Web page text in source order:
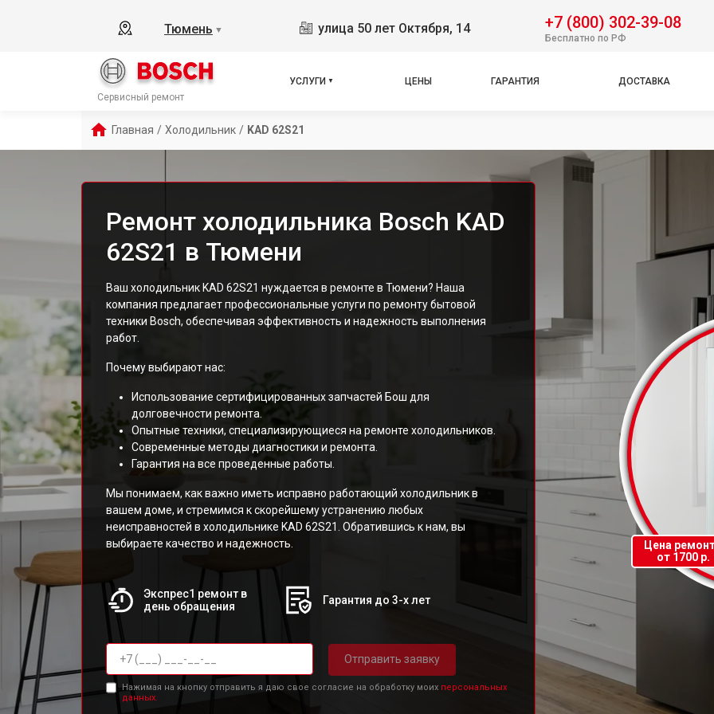
Тюмень ▼ улица 50 лет Октября, 14 +7 (800) 302-39-08
Бесплатно по РФ
Сервисный ремонт
УСЛУГИ ЦЕНЫ ГАРАНТИЯ ДОСТАВКА
Главная / Холодильник / KAD 62S21
Ремонт холодильника Bosch KAD
62S21 в Тюмени
Ваш холодильник KAD 62S21 нуждается в ремонте в Тюмени? Наша
компания предлагает профессиональные услуги по ремонту бытовой
техники Bosch, обеспечивая эффективность и надежность выполнения
работ.
Почему выбирают нас:
Использование сертифицированных запчастей Бош для
долговечности ремонта.
Опытные техники, специализирующиеся на ремонте холодильников.
Современные методы диагностики и ремонта.
Гарантия на все проведенные работы.
Мы понимаем, как важно иметь исправно работающий холодильник в
вашем доме, и стремимся к скорейшему устранению любых
неисправностей в холодильнике KAD 62S21. Обратившись к нам, вы
выбираете качество и надежность.
Экспрес1 ремонт в
день обращения
Гарантия до 3-х лет
Отправить заявку
Нажимая на кнопку отправить я даю свое согласие на обработку моих персональных
данных.
Цена
от 1700 р.